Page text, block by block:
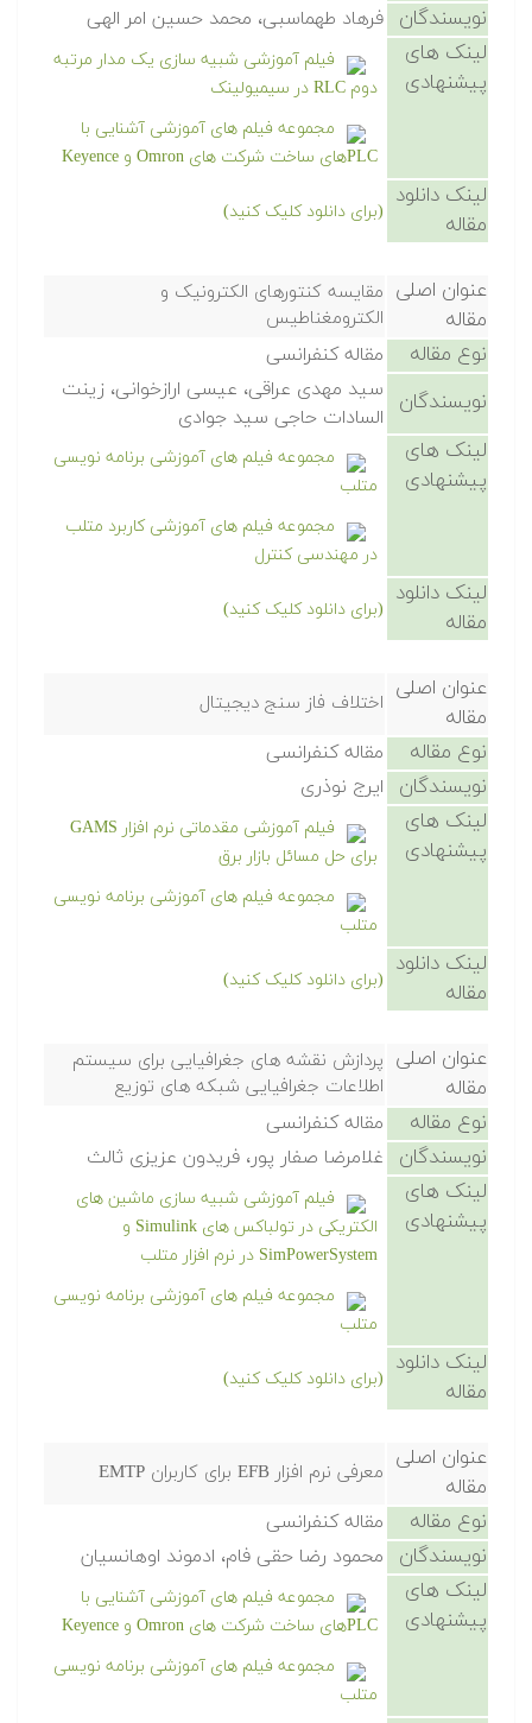
نویسندگان فرهاد طهماسبی، محمد حسین امر الهی
لینک های
پیشنهادی
فیلم آموزشی شبیه سازی یک مدار مرتبه
دوم RLC در سیمیولینک
مجموعه فیلم های آموزشی آشنایی با
PLCهای ساخت شرکت های Omron و Keyence
لینک دانلود
مقاله
(برای دانلود کلیک کنید)
عنوان اصلی
مقاله
مقایسه کنتورهای الکترونیک و
الکترومغناطیس
نوع مقاله مقاله کنفرانسی
نویسندگان
سید مهدی عراقی، عیسی ارازخوانی، زینت
السادات حاجی سید جوادی
لینک های
پیشنهادی
مجموعه فیلم های آموزشی برنامه نویسی
متلب
مجموعه فیلم های آموزشی کاربرد متلب
در مهندسی کنترل
لینک دانلود
مقاله
(برای دانلود کلیک کنید)
عنوان اصلی
مقاله
اختلاف فاز سنج دیجیتال
نوع مقاله مقاله کنفرانسی
نویسندگان ایرج نوذری
لینک های
پیشنهادی
فیلم آموزشی مقدماتی نرم افزار GAMS
برای حل مسائل بازار برق
مجموعه فیلم های آموزشی برنامه نویسی
متلب
لینک دانلود
مقاله
(برای دانلود کلیک کنید)
عنوان اصلی
مقاله
پردازش نقشه های جغرافیایی برای سیستم
اطلاعات جغرافیایی شبکه های توزیع
نوع مقاله مقاله کنفرانسی
نویسندگان غلامرضا صفار پور، فریدون عزیزی ثالث
لینک های
پیشنهادی
فیلم آموزشی شبیه سازی ماشین های
الکتریکی در تولباکس های Simulink و
SimPowerSystem در نرم افزار متلب
مجموعه فیلم های آموزشی برنامه نویسی
متلب
لینک دانلود
مقاله
(برای دانلود کلیک کنید)
عنوان اصلی
مقاله
معرفی نرم افزار EFB برای کاربران EMTP
نوع مقاله مقاله کنفرانسی
نویسندگان محمود رضا حقی فام، ادموند اوهانسیان
لینک های
پیشنهادی
مجموعه فیلم های آموزشی آشنایی با
PLCهای ساخت شرکت های Omron و Keyence
مجموعه فیلم های آموزشی برنامه نویسی
متلب